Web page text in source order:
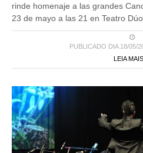
rinde homenaje a las grandes
23 de mayo a las 21 en Teatro
PUBLICADO DIA 18/05/
LEIA MAIS